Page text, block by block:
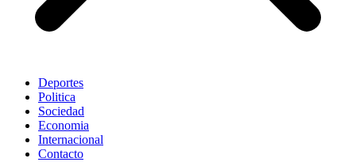
Deportes
Politica
Sociedad
Economia
Internacional
Contacto